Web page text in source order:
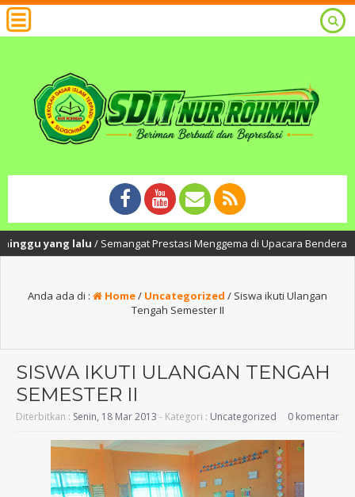
yang lalu/ Semangat Prestasi Menggema di Upacara Bendera
Anda ada di : Home/ Uncategorized / Siswa ikuti Ulangan
Tengah Semester II
SISWA IKUTI ULANGAN TENGAH
SEMESTER II
Diterbitkan : Senin, 18 Mar 2013 - Kategori : Uncategorized 0 komentar